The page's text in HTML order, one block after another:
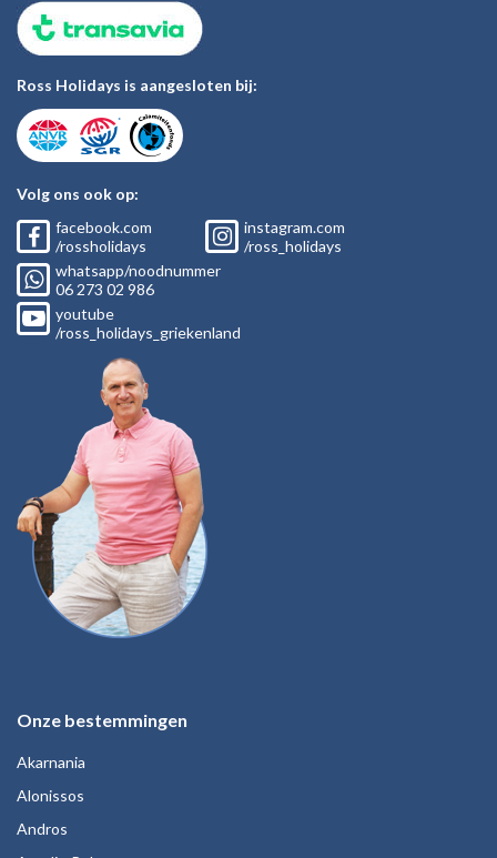
Ross Holidays is aangesloten bij:
Volg ons ook op:
facebook.com
/rossholidays
instagram.com
/ross_holidays
whatsapp/noodnummer
06 273 02 986
youtube
/ross_holidays_griekenland
Onze bestemmingen
Akarnania
Alonissos
Andros